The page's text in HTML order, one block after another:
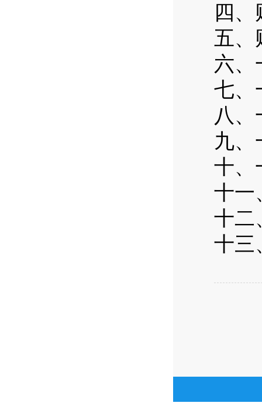
四
五、
六、
七、
八
九、
十、
十一
十二
十三